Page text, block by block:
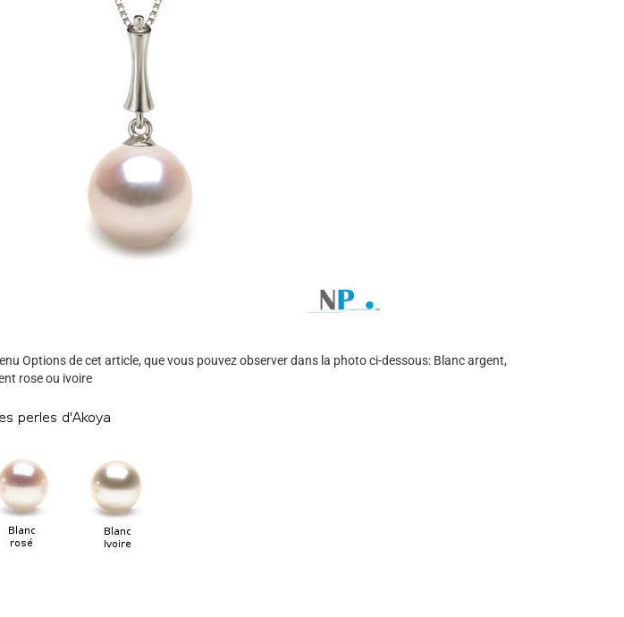
Options de cet article, que vous pouvez observer dans la photo ci-dessous: Blanc argent,
rose ou ivoire